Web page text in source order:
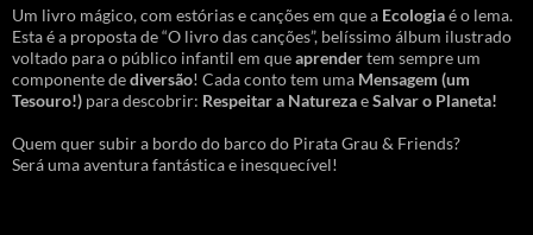
Um livro mágico, com estórias e canções em que a Ecologiaé o lema.
Esta é a proposta de “O livro das canções”, belíssimo álbum ilustrado
voltado para o público infantil em queaprendertem sempre um
componente dediversão! Cada conto tem uma Mensagem (um
Tesouro!) para descobrir: Respeitar a NaturezaeSalvar o Planeta!
Quem quer subir a bordo do barco do Pirata Grau & Friends?
Será uma aventura fantástica e inesquecível!